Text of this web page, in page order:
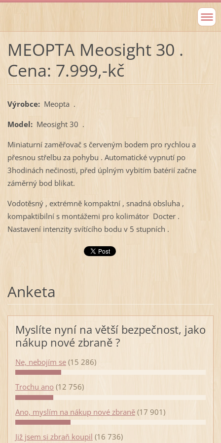
MEOPTA Meosight 30 .
Cena: 7.999,-kč
Výrobce: Meopta .
Model:Meosight 30 .
Miniaturní zaměřovač s červeným bodem pro rychlou a
přesnou střelbu za pohybu . Automatické vypnutí po
3hodinách nečinosti, před úplným vybitím batérií začne
záměrný bod blikat.
Vodotěsný , extrémně kompaktní , snadná obsluha ,
kompaktibilní s montážemi pro kolimátor Docter .
Nastavení intenzity svítícího bodu v 5 stupních .
Anketa
Myslíte nyní na větší bezpečnost, jako
nákup nové zbraně ?
Ne, nebojím se (15 286)
Trochu ano (12 756)
Ano, myslím na nákup nové zbraně (17 901)
Již jsem si zbraň koupil (16 736)